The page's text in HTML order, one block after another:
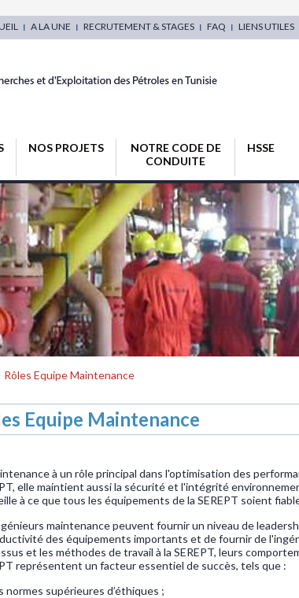
A LA UNE RECRUTEMENT & STAGES FAQ LIENS UTILES
NOS PROJETS
NOTRE CODE DE
CONDUITE
HSSE
Rôles Equipe Maintenance
Equipe Maintenance
à un rôle principal dans l'optimisation des
elle maintient aussi la sécurité et l'intégrité
à ce que tous les équipements de la SEREPT soient
maintenance peuvent fournir un niveau de
des équipements importants et de fournir de
et les méthodes de travail à la SEREPT, leurs
représentent un facteur essentiel de succès, tels que :
normes supérieures d’éthiques ;